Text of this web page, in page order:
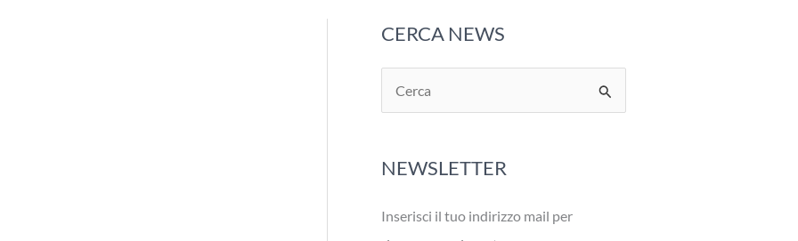
CERCA NEWS
e
c
:
NEWSLETTER
Inserisci il tuo indirizzo mail per